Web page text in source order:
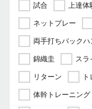
試合
上達体
ネットプレー
両手打ちバックハ
錦織圭
スラ
リターン
体幹トレーニング